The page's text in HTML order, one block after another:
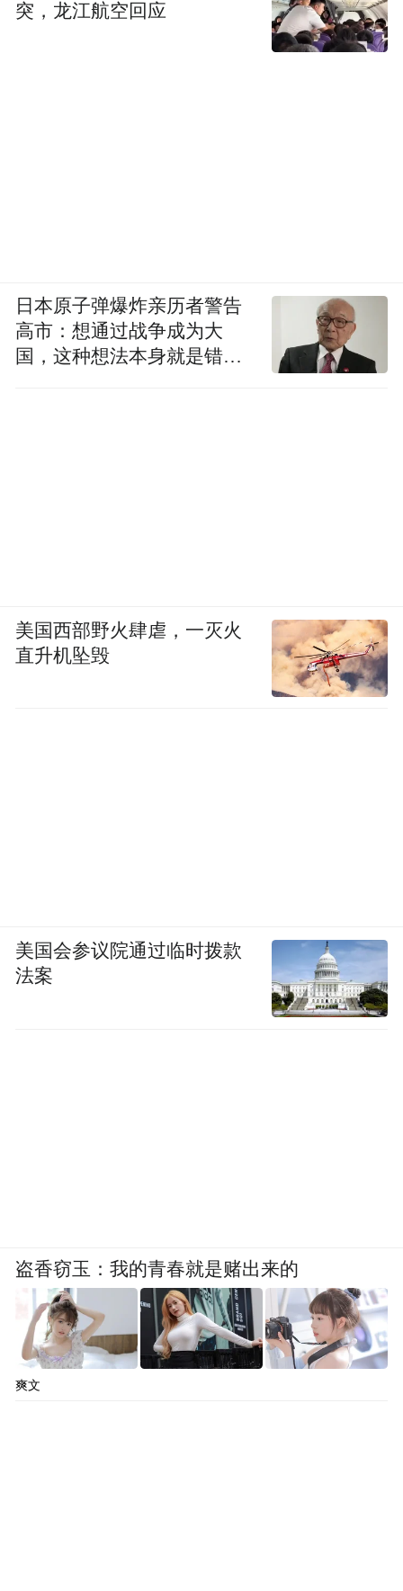
突，龙江航空回应
日本原子弹爆炸亲历者警告
高市：想通过战争成为大
国，这种想法本身就是错误
美国西部野火肆虐，一灭火
直升机坠毁
美国会参议院通过临时拨款
法案
盗香窃玉：我的青春就是赌出来的
爽文